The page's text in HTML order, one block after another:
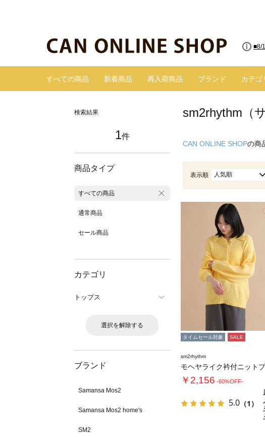
■8/
すべての商品 新着商品 再入荷商品 ブランド カテゴ
検索結果
1件
商品タイプ
すべての商品
通常商品
セール商品
カテゴリ
トップス
選択を解除する
ブランド
Samansa Mos2
Samansa Mos2 home's
SM2
sm2rhythm（
CAN ONLINE SHOPの商
表示順 人気順
タイムセール対象 SALE
sm2rhythm
￥2,156 -60%OFF-
5.0 （1）